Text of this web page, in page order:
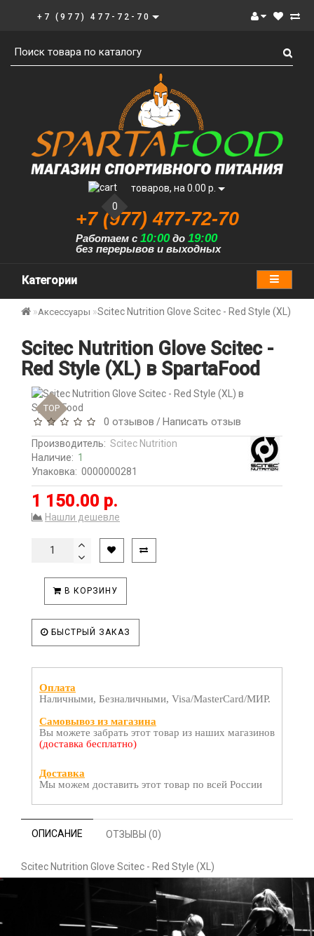
+7 (977) 477-72-70
0
товаров, на 0.00 р.
+7 (977) 477-72-70
Работаем с 10:00до 19:00
без перерывов и выходных
Категории
Аксессуары Scitec Nutrition Glove Scitec - Red Style (XL)
Scitec Nutrition Glove Scitec -
Red Style (XL) в SpartaFood
TOP
0 отзывов /Написать отзыв
Производитель: Scitec Nutrition
Наличие: 1
Упаковка: 0000000281
1 150.00 р.
Нашли дешевле
В КОРЗИНУ
БЫСТРЫЙ ЗАКАЗ
Оплата
Наличными, Безналичными, Visa/MasterCard/МИР.
Самовывоз из магазина
Вы можете забрать этот товар из наших магазинов
(доставка бесплатно)
Доставка
Мы можем доставить этот товар по всей России
ОПИСАНИЕ ОТЗЫВЫ (0)
Scitec Nutrition Glove Scitec - Red Style (XL)